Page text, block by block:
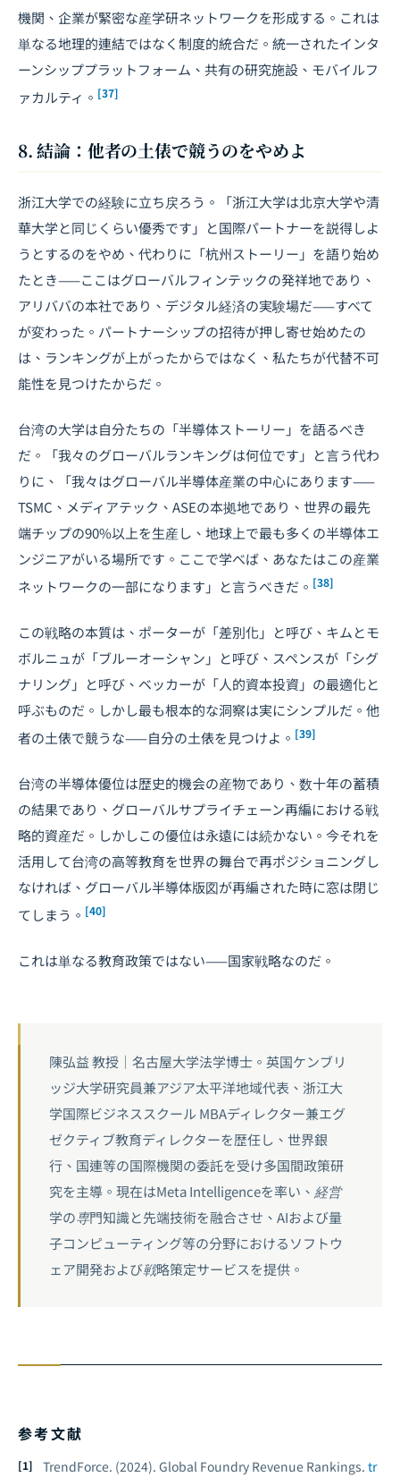
機関、企業が緊密な産学研ネットワークを形成する。これは
単なる地理的連結ではなく制度的統合だ。統一されたインタ
ーンシッププラットフォーム、共有の研究施設、モバイルフ
ァカルティ。 [37]
8. 結論：他者の土俵で競うのをやめよ
浙江大学での経験に立ち戻ろう。「浙江大学は北京大学や清
華大学と同じくらい優秀です」と国際パートナーを説得しよ
うとするのをやめ、代わりに「杭州ストーリー」を語り始め
たとき——ここはグローバルフィンテックの発祥地であり、
アリババの本社であり、デジタル経済の実験場だ——すべて
が変わった。パートナーシップの招待が押し寄せ始めたの
は、ランキングが上がったからではなく、私たちが代替不可
能性を見つけたからだ。
台湾の大学は自分たちの「半導体ストーリー」を語るべき
だ。「我々のグローバルランキングは何位です」と言う代わ
りに、「我々はグローバル半導体産業の中心にあります——
TSMC、メディアテック、ASEの本拠地であり、世界の最先
端チップの90%以上を生産し、地球上で最も多くの半導体エ
ンジニアがいる場所です。ここで学べば、あなたはこの産業
ネットワークの一部になります」と言うべきだ。 [38]
この戦略の本質は、ポーターが「差別化」と呼び、キムとモ
ボルニュが「ブルーオーシャン」と呼び、スペンスが「シグ
ナリング」と呼び、ベッカーが「人的資本投資」の最適化と
呼ぶものだ。しかし最も根本的な洞察は実にシンプルだ。他
者の土俵で競うな——自分の土俵を見つけよ。 [39]
台湾の半導体優位は歴史的機会の産物であり、数十年の蓄積
の結果であり、グローバルサプライチェーン再編における戦
略的資産だ。しかしこの優位は永遠には続かない。今それを
活用して台湾の高等教育を世界の舞台で再ポジショニングし
なければ、グローバル半導体版図が再編された時に窓は閉じ
てしまう。 [40]
これは単なる教育政策ではない——国家戦略なのだ。
陳弘益 教授｜名古屋大学法学博士。英国ケンブリ
ッジ大学研究員兼アジア太平洋地域代表、浙江大
学国際ビジネススクール MBAディレクター兼エグ
ゼクティブ教育ディレクターを歴任し、世界銀
行、国連等の国際機関の委託を受け多国間政策研
究を主導。現在はMeta Intelligenceを率い、経営
学の専門知識と先端技術を融合させ、AIおよび量
子コンピューティング等の分野におけるソフトウ
ェア開発および戦略策定サービスを提供。
参考文献
TrendForce. (2024). Global Foundry Revenue Rankings. tr